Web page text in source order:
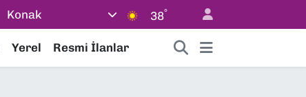
Konak 38°
Yerel Resmi İlanlar